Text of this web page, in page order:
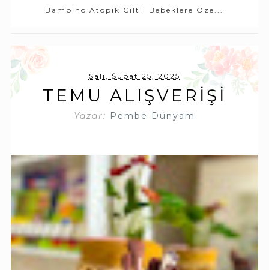
Bambino Atopik Ciltli Bebeklere Öze...
Salı, Şubat 25, 2025
TEMU ALIŞVERIŞI
Yazar: Pembe Dünyam